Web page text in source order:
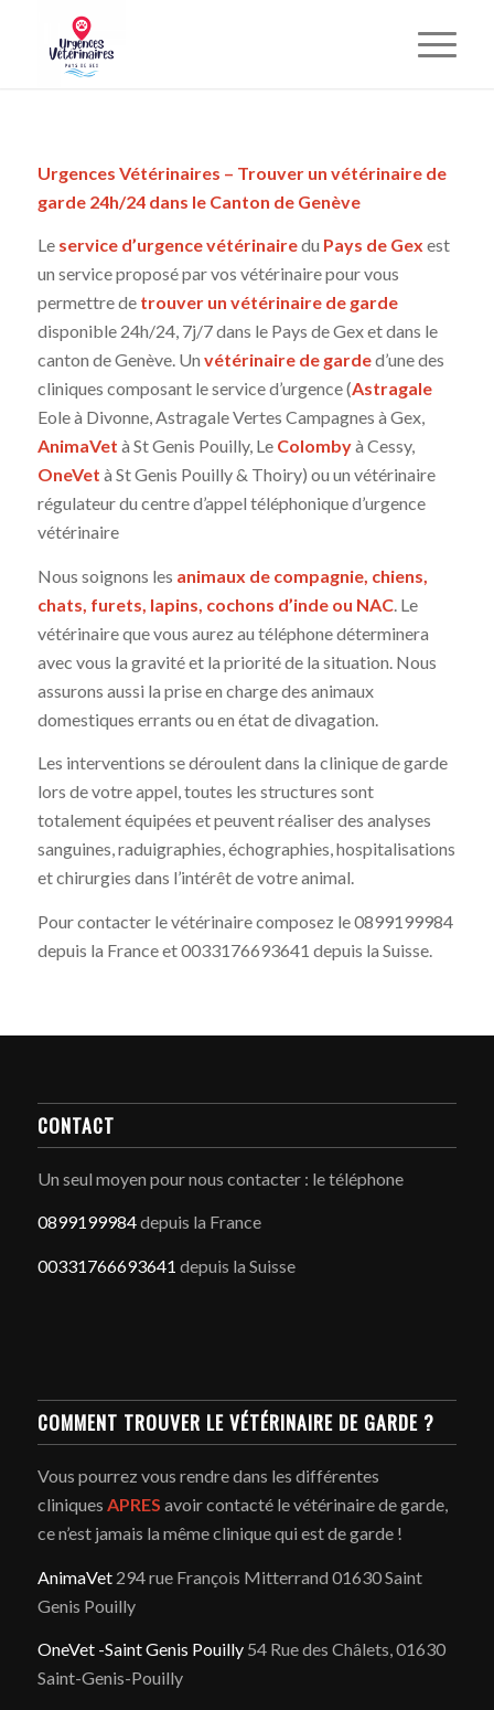
Urgences Vétérinaires – Trouver un vétérinaire de
garde 24h/24 dans le Canton de Genève
Le service d’urgence vétérinairedu Pays de Gex est
un service proposé par vos vétérinaire pour vous
permettre de trouver un vétérinaire de garde
disponible 24h/24, 7j/7 dans le Pays de Gex et dans le
canton de Genève. Un vétérinaire de garded’une des
cliniques composant le service d’urgence (Astragale
Eole à Divonne, Astragale Vertes Campagnes à Gex,
AnimaVet à St Genis Pouilly, Le Colombyà Cessy,
OneVet à St Genis Pouilly & Thoiry) ou un vétérinaire
régulateur du centre d’appel téléphonique d’urgence
vétérinaire
Nous soignons les animaux de compagnie, chiens,
chats, furets, lapins, cochons d’inde ou NAC. Le
vétérinaire que vous aurez au téléphone déterminera
avec vous la gravité et la priorité de la situation. Nous
assurons aussi la prise en charge des animaux
domestiques errants ou en état de divagation.
Les interventions se déroulent dans la clinique de garde
lors de votre appel, toutes les structures sont
totalement équipées et peuvent réaliser des analyses
sanguines, raduigraphies, échographies, hospitalisations
et chirurgies dans l’intérêt de votre animal.
Pour contacter le vétérinaire composez le 0899199984
depuis la France et 0033176693641 depuis la Suisse.
CONTACT
Un seul moyen pour nous contacter : le téléphone
0899199984depuis la France
00331766693641 depuis la Suisse
COMMENT TROUVER LE VÉTÉRINAIRE DE GARDE ?
Vous pourrez vous rendre dans les différentes
cliniques APRES avoir contacté le vétérinaire de garde,
ce n’est jamais la même clinique qui est de garde !
AnimaVet294 rue François Mitterrand 01630 Saint
Genis Pouilly
OneVet -Saint Genis Pouilly54 Rue des Châlets, 01630
Saint-Genis-Pouilly